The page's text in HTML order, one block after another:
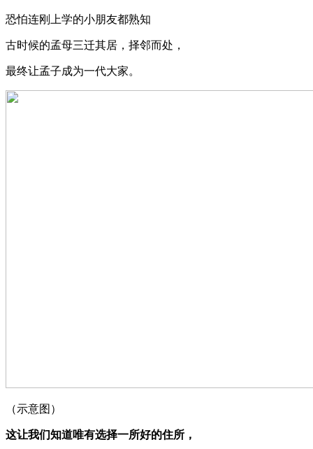
恐怕连刚上学的小朋友都熟知
古时候的孟母三迁其居，择邻而处，
最终让孟子成为一代大家。
（示意图）
这让我们知道唯有选择一所好的住所，